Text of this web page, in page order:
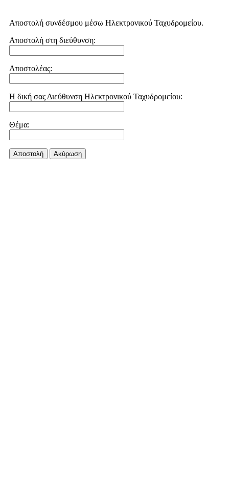
Αποστολή συνδέσμου μέσω Ηλεκτρονικού Ταχυδρομείου.
Αποστολή στη διεύθυνση:
Αποστολέας:
Η δική σας Διεύθυνση Ηλεκτρονικού Ταχυδρομείου:
Θέμα:
Αποστολή Aκύρωση